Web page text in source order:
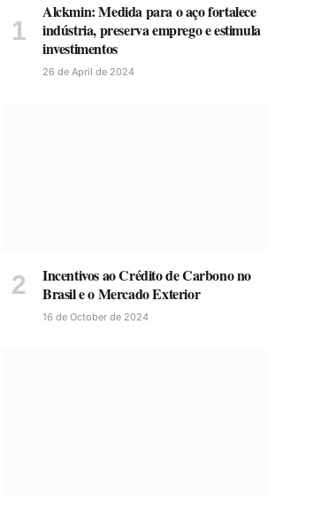
Alckmin: Medida para o aço fortalece
indústria, preserva emprego e estimula
investimentos
26 de April de 2024
Incentivos ao Crédito de Carbono no
Brasil e o Mercado Exterior
16 de October de 2024